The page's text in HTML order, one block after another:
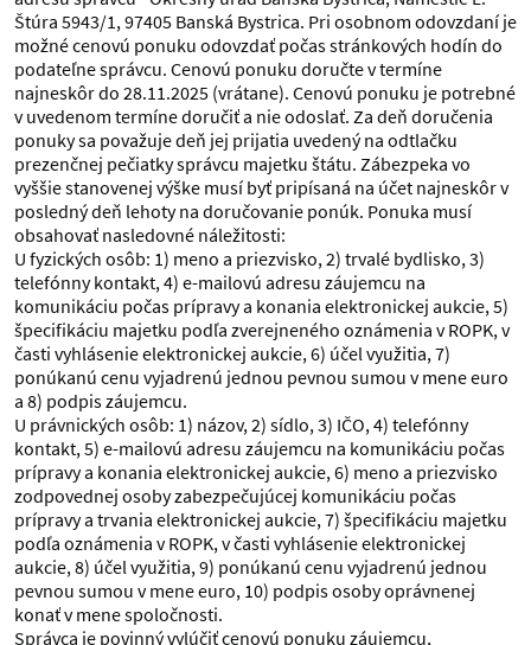
Štúra 5943/1, 97405 Banská Bystrica. Pri osobnom odovzdaní je
možné cenovú ponuku odovzdať počas stránkových hodín do
podateľne správcu. Cenovú ponuku doručte v termíne
najneskôr do 28.11.2025 (vrátane). Cenovú ponuku je potrebné
v uvedenom termíne doručiť a nie odoslať. Za deň doručenia
ponuky sa považuje deň jej prijatia uvedený na odtlačku
prezenčnej pečiatky správcu majetku štátu. Zábezpeka vo
vyššie stanovenej výške musí byť pripísaná na účet najneskôr v
posledný deň lehoty na doručovanie ponúk. Ponuka musí
obsahovať nasledovné náležitosti:
U fyzických osôb: 1) meno a priezvisko, 2) trvalé bydlisko, 3)
telefónny kontakt, 4) e-mailovú adresu záujemcu na
komunikáciu počas prípravy a konania elektronickej aukcie, 5)
špecifikáciu majetku podľa zverejneného oznámenia v ROPK, v
časti vyhlásenie elektronickej aukcie, 6) účel využitia, 7)
ponúkanú cenu vyjadrenú jednou pevnou sumou v mene euro
a 8) podpis záujemcu.
U právnických osôb: 1) názov, 2) sídlo, 3) IČO, 4) telefónny
kontakt, 5) e-mailovú adresu záujemcu na komunikáciu počas
prípravy a konania elektronickej aukcie, 6) meno a priezvisko
zodpovednej osoby zabezpečujúcej komunikáciu počas
prípravy a trvania elektronickej aukcie, 7) špecifikáciu majetku
podľa oznámenia v ROPK, v časti vyhlásenie elektronickej
aukcie, 8) účel využitia, 9) ponúkanú cenu vyjadrenú jednou
pevnou sumou v mene euro, 10) podpis osoby oprávnenej
konať v mene spoločnosti.
Správca je povinný vylúčiť cenovú ponuku záujemcu,